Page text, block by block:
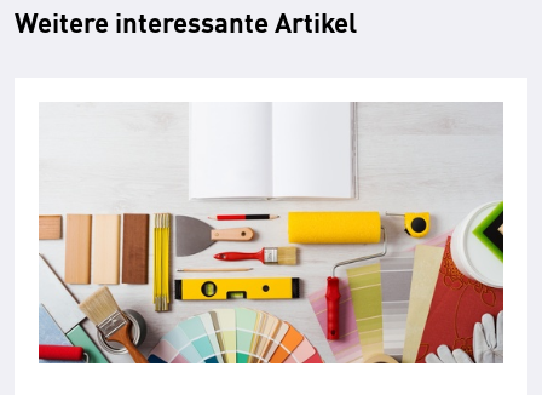
Weitere interessante Artikel